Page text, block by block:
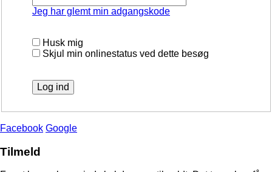
Jeg har glemt min adgangskode
Husk mig
Skjul min onlinestatus ved dette besøg
Facebook Google
Tilmeld